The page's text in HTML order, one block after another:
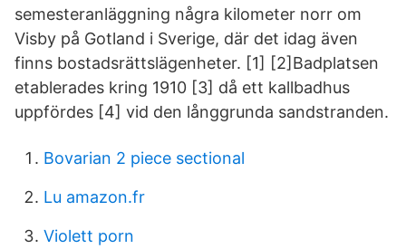
semesteranläggning några kilometer norr om
Visby på Gotland i Sverige, där det idag även
finns bostadsrättslägenheter. [1] [2]Badplatsen
etablerades kring 1910 [3] då ett kallbadhus
uppfördes [4] vid den långgrunda sandstranden.
Bovarian 2 piece sectional
Lu amazon.fr
Violett porn